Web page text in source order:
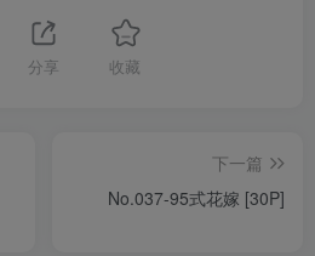
分享 收藏
下一篇
No.037-95式花嫁 [30P]